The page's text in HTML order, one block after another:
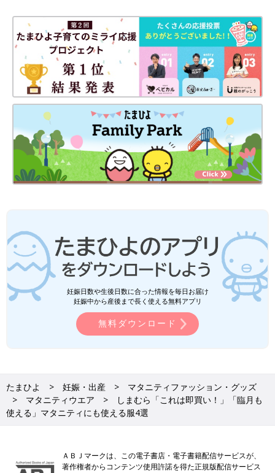
妊娠日数や生後日数に合った情報を毎日お届け
妊娠中から産後まで長く使える無料アプリ
無料ダウンロード
たまひよ 妊娠・出産
マタニティファッション・グッズ
マタニティウエア
しまむら「これは即買い！」「臨月も
使える」マタニティにも使える服4選
ＡＢＪマークは、この電子書店・電子書籍配信サービスが、
著作権者からコンテンツ使用許諾を得た正規版配信サービス